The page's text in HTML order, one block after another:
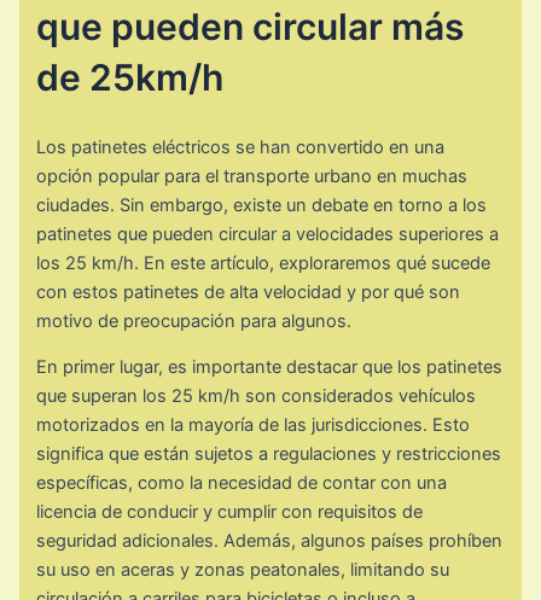
que pueden circular más
de 25km/h
Los patinetes eléctricos se han convertido en una
opción popular para el transporte urbano en muchas
ciudades. Sin embargo, existe un debate en torno a los
patinetes que pueden circular a velocidades superiores a
los 25 km/h. En este artículo, exploraremos qué sucede
con estos patinetes de alta velocidad y por qué son
motivo de preocupación para algunos.
En primer lugar, es importante destacar que los patinetes
que superan los 25 km/h son considerados vehículos
motorizados en la mayoría de las jurisdicciones. Esto
significa que están sujetos a regulaciones y restricciones
específicas, como la necesidad de contar con una
licencia de conducir y cumplir con requisitos de
seguridad adicionales. Además, algunos países prohíben
su uso en aceras y zonas peatonales, limitando su